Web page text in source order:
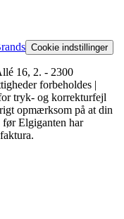
Cookie indstillinger
16, 2. - 2300
forbeholdes |
tryk- og korrekturfejl
opmærksom på at din
Elgiganten har